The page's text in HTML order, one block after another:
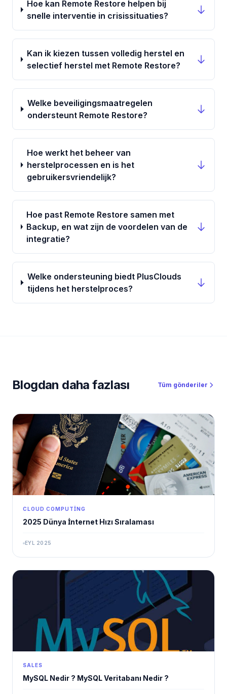
Hoe kan Remote Restore helpen bij
snelle interventie in crisissituaties?
Kan ik kiezen tussen volledig herstel en
selectief herstel met Remote Restore?
Welke beveiligingsmaatregelen
ondersteunt Remote Restore?
Hoe werkt het beheer van
herstelprocessen en is het
gebruikersvriendelijk?
Hoe past Remote Restore samen met
Backup, en wat zijn de voordelen van de
integratie?
Welke ondersteuning biedt PlusClouds
tijdens het herstelproces?
Blogdan daha fazlası Tüm gönderiler
CLOUD COMPUTING
2025 Dünya İnternet Hızı Sıralaması
EYL 2025
SALES
MySQL Nedir ? MySQL Veritabanı Nedir ?